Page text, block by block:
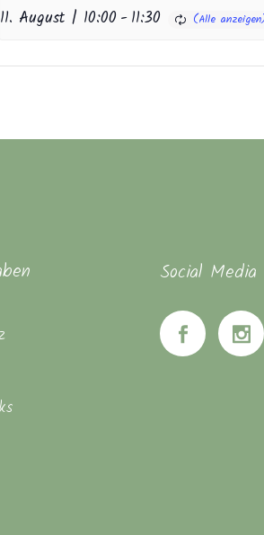
11. August | 10:00 -11:30
Social Media